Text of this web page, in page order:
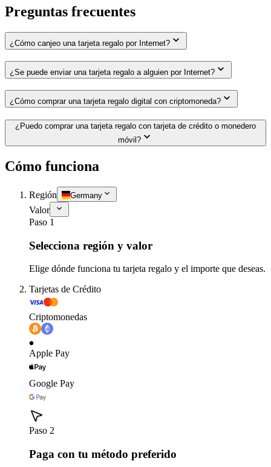
Preguntas frecuentes
¿Cómo canjeo una tarjeta regalo por Internet?
¿Se puede enviar una tarjeta regalo a alguien por Internet?
¿Cómo comprar una tarjeta regalo digital con criptomoneda?
¿Puedo comprar una tarjeta regalo con tarjeta de crédito o monedero
móvil?
Cómo funciona
Región Germany
Valor
Paso 1
Selecciona región y valor
Elige dónde funciona tu tarjeta regalo y el importe que deseas.
Tarjetas de Crédito
Criptomonedas
Apple Pay
Google Pay
Paso 2
Paga con tu método preferido